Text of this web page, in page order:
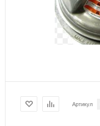
Артикул